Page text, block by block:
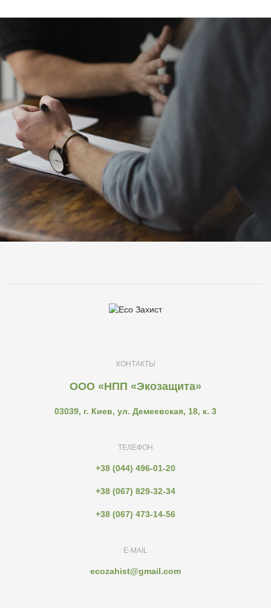
КОНТАКТЫ
ООО «НПП «Экозащита»
03039, г. Киев, ул. Демеевская, 18, к. 3
ТЕЛЕФОН
+38 (044) 496-01-20
+38 (067) 829-32-34
+38 (067) 473-14-56
E-MAIL
ecozahist@gmail.com